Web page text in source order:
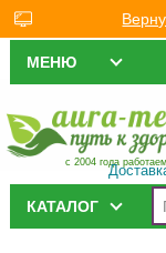
МЕНЮ
с 2004 года
КАТАЛОГ